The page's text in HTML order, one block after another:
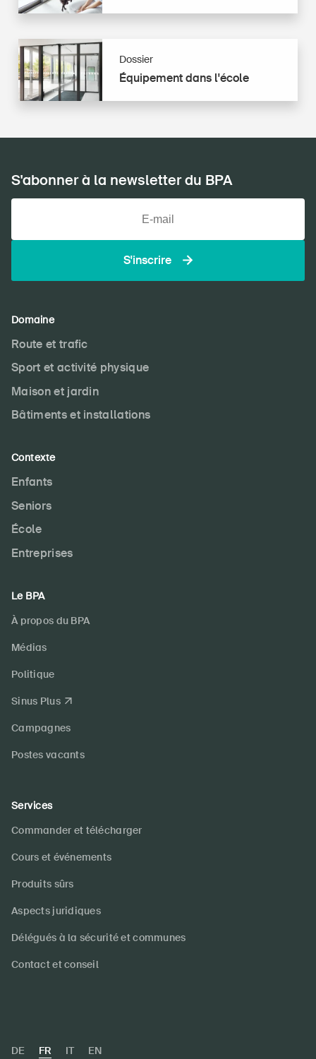
l’habitat
Équipement dans l'école
Dossier
Équipement
dans
l'école
S'abonner à la newsletter du BPA
S'inscrire
Domaine
Route et trafic
Sport et activité physique
Maison et jardin
Bâtiments et installations
Contexte
Enfants
Seniors
École
Entreprises
Le BPA
À propos du BPA
Médias
Politique
Sinus Plus
Campagnes
Postes vacants
Services
Commander et télécharger
Cours et événements
Produits sûrs
Aspects juridiques
Délégués à la sécurité et communes
Contact et conseil
DE FR IT EN